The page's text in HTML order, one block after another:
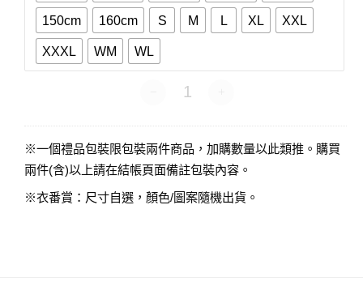
150cm 160cm S M L XL XXL
XXXL WM WL
衣番賞-短袖 數量
※一個禮品包裝限包裝兩件商品，加購數量以此類推。購買
兩件(含)以上請在結帳頁面備註包裝內容。
※衣番賞：尺寸自選，顏色/圖案隨機出貨。